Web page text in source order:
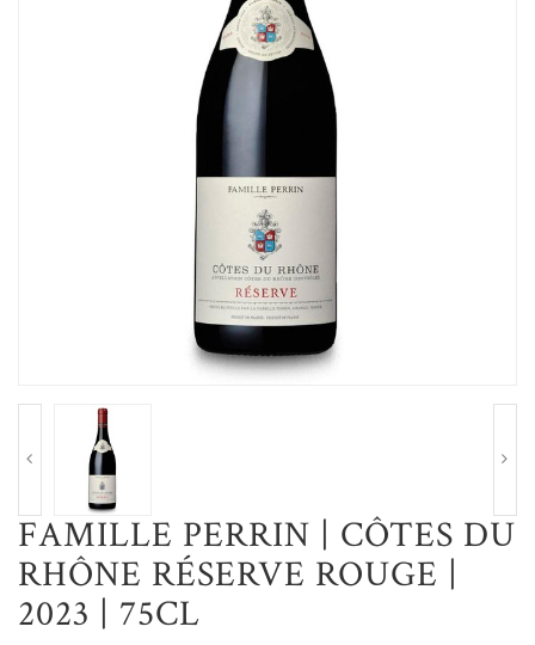
FAMILLE PERRIN | CÔTES DU
RHÔNE RÉSERVE ROUGE |
2023 | 75CL